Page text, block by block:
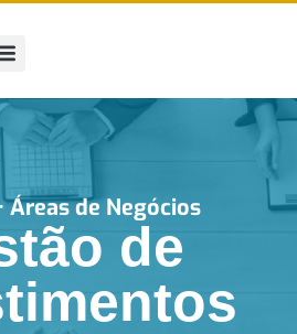
Áreas de Negócios
de